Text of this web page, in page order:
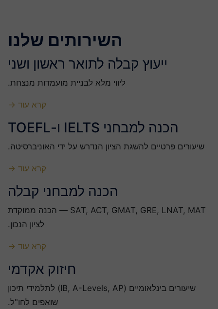
השירותים שלנו
ייעוץ קבלה לתואר ראשון ושני
ליווי מלא לבניית מועמדות מנצחת.
קרא עוד →
הכנה למבחני IELTS ו-TOEFL
שיעורים פרטיים להשגת הציון הנדרש על ידי האוניברסיטה.
קרא עוד →
הכנה למבחני קבלה
SAT, ACT, GMAT, GRE, LNAT, MAT — הכנה ממוקדת
לציון הנכון.
קרא עוד →
חיזוק אקדמי
שיעורים בינלאומיים (IB, A-Levels, AP) לתלמידי תיכון
שואפים לחו"ל.